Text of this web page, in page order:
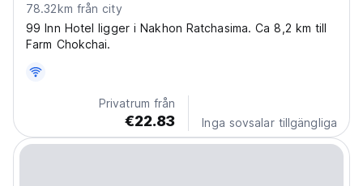
78.32km från city
99 Inn Hotel ligger i Nakhon Ratchasima. Ca 8,2 km till
Farm Chokchai.
Privatrum från
€22.83 Inga sovsalar tillgängliga